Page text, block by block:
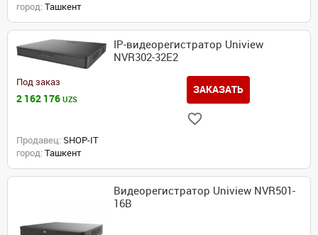
город: Ташкент
IP-видеорегистратор Uniview
NVR302-32E2
Под заказ
2 162 176 UZS
ЗАКАЗАТЬ
Продавец: SHOP-IT
город: Ташкент
Видеорегистратор Uniview NVR501-
16B